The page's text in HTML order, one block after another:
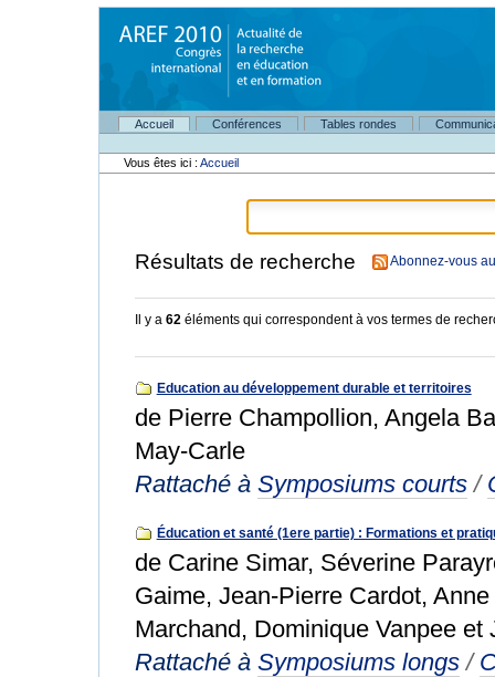
Accueil
Conférences Tables rondes
Outils
personnels
Vous êtes ici : Accueil
Résultats de recherche Abonnez-vous
Il y a 62éléments qui correspondent à vos termes de
Education au développement durable et territoires
de Pierre Champollion, Angela
May-Carle
Rattaché à Symposiums courts /
Éducation et santé (1ere partie) : Formations et
de Carine Simar, Séverine
Gaime, Jean-Pierre Cardot,
Marchand, Dominique Vanpee et
Rattaché à Symposiums longs /